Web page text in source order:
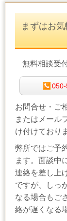
まずはお
無料相談受
お問合せ・ご
またはメール
け付けており
弊所ではご予
ます。面談中
連絡を差し上
ですが、しっ
なる場合もご
絡が遅くなる